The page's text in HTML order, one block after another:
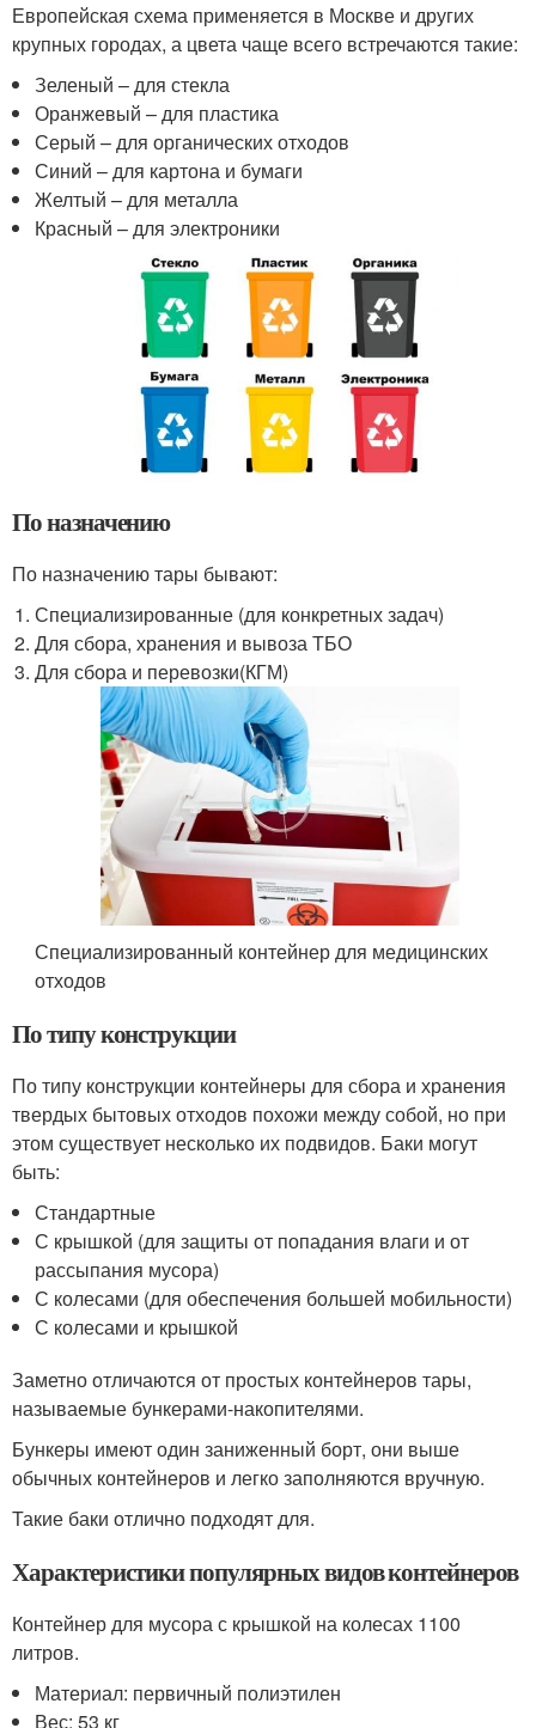
Европейская схема применяется в Москве и других
крупных городах, а цвета чаще всего встречаются такие:
Зеленый – для стекла
Оранжевый – для пластика
Серый – для органических отходов
Синий – для картона и бумаги
Желтый – для металла
Красный – для электроники
По назначению
По назначению тары бывают:
Специализированные (для конкретных задач)
Для сбора, хранения и вывоза ТБО
Для сбора и перевозки(КГМ)
Специализированный контейнер для медицинских
отходов
По типу конструкции
По типу конструкции контейнеры для сбора и хранения
твердых бытовых отходов похожи между собой, но при
этом существует несколько их подвидов. Баки могут
быть:
Стандартные
С крышкой (для защиты от попадания влаги и от
рассыпания мусора)
С колесами (для обеспечения большей мобильности)
С колесами и крышкой
Заметно отличаются от простых контейнеров тары,
называемые бункерами-накопителями.
Бункеры имеют один заниженный борт, они выше
обычных контейнеров и легко заполняются вручную.
Такие баки отлично подходят для.
Характеристики популярных видов контейнеров
Контейнер для мусора с крышкой на колесах 1100
литров.
Материал: первичный полиэтилен
Вес: 53 кг